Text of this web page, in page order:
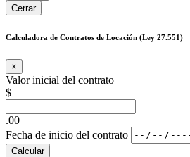
Cerrar
Calculadora de Contratos de Locación (Ley 27.551)
×
Valor inicial del contrato
$
.00
Fecha de inicio del contrato
Calcular